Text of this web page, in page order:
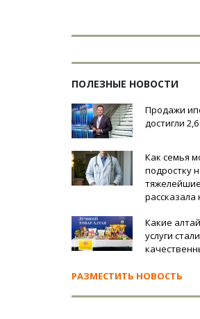
ПОЛЕЗНЫЕ НОВОСТИ
Продажи
достигли
Как семья
подростку
рассказала
Какие
услуги
РАЗМЕСТИТЬ НОВОСТЬ